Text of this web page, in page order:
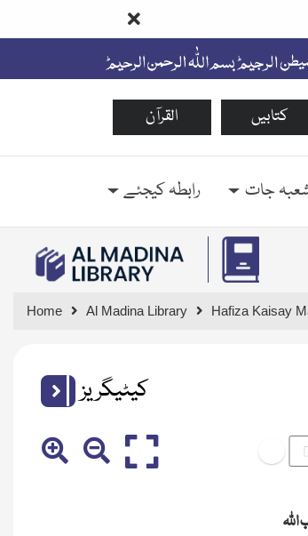
القرآن کتابیں
جات رابطہ کیجئے
Home Al Madina Library Hafiza Kaisay
کیٹیگریز